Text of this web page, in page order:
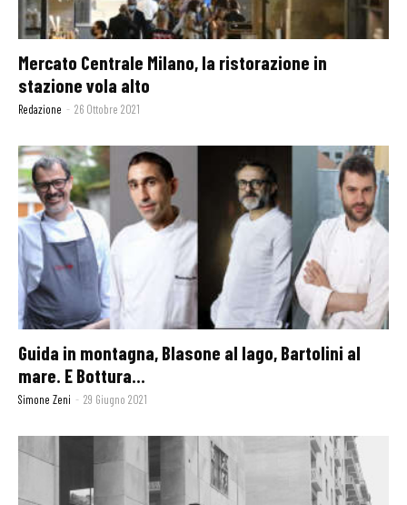
Mercato Centrale Milano, la ristorazione in
stazione vola alto
Redazione - 26 Ottobre 2021
Guida in montagna, Blasone al lago, Bartolini al
mare. E Bottura...
Simone Zeni - 29 Giugno 2021